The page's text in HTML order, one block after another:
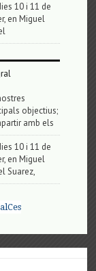
10 i 11 de
en Miguel
objectius;
amb els
10 i 11 de
en Miguel
Suarez,